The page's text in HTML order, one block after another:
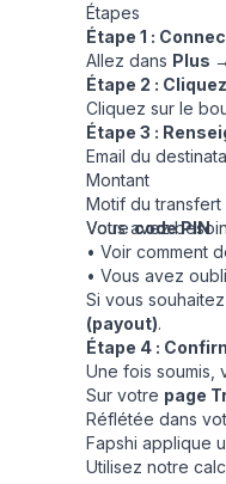
Étapes
Étape 1 :
Allez dans Plus
Étape 2 :
Cliquez sur le
Étape 3 :
Email du
Montant
Motif du transfert
Votrecode PIN
Vous avez
• Voir comment
• Vous avez
Si vous
(payout).
Étape 4 :
Une fois soumis,
Sur votre page
Réflétée dans
Fapshi applique
Utilisez notre